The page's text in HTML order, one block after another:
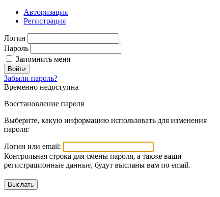
Авторизация
Регистрация
Логин
Пароль
Запомнить меня
Войти
Забыли пароль?
Временно недоступна
Восстановление пароля
Выберите, какую информацию использовать для изменения
пароля:
Логин или email:
Контрольная строка для смены пароля, а также ваши
регистрационные данные, будут высланы вам по email.